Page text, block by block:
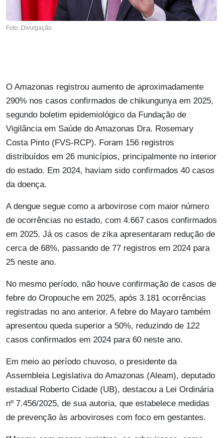
Foto: Divulgação
O Amazonas registrou aumento de aproximadamente
290% nos casos confirmados de chikungunya em 2025,
segundo boletim epidemiológico da Fundação de
Vigilância em Saúde do Amazonas Dra. Rosemary
Costa Pinto (FVS-RCP). Foram 156 registros
distribuídos em 26 municípios, principalmente no interior
do estado. Em 2024, haviam sido confirmados 40 casos
da doença.
A dengue segue como a arbovirose com maior número
de ocorrências no estado, com 4.667 casos confirmados
em 2025. Já os casos de zika apresentaram redução de
cerca de 68%, passando de 77 registros em 2024 para
25 neste ano.
No mesmo período, não houve confirmação de casos de
febre do Oropouche em 2025, após 3.181 ocorrências
registradas no ano anterior. A febre do Mayaro também
apresentou queda superior a 50%, reduzindo de 122
casos confirmados em 2024 para 60 neste ano.
Em meio ao período chuvoso, o presidente da
Assembleia Legislativa do Amazonas (Aleam), deputado
estadual Roberto Cidade (UB), destacou a Lei Ordinária
nº 7.456/2025, de sua autoria, que estabelece medidas
de prevenção às arboviroses com foco em gestantes.